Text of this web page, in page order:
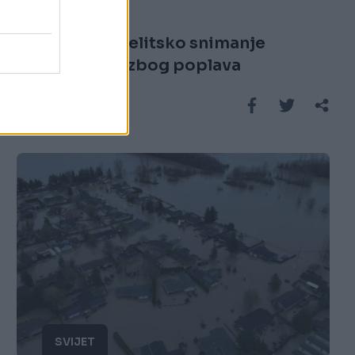
Zatraženo satelitsko snimanje
Hercegovine zbog poplava
SVIJET